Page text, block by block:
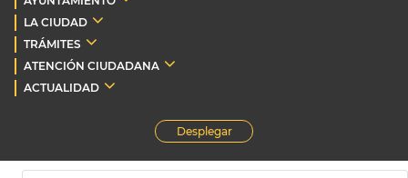
LA CIUDAD
TRÁMITES
ATENCIÓN CIUDADANA
ACTUALIDAD
Desplegar